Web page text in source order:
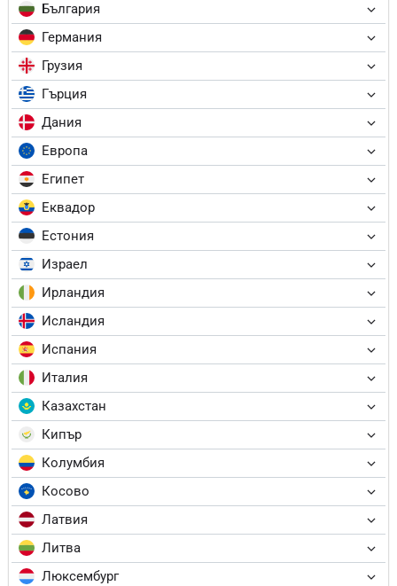
България
Германия
Грузия
Гърция
Дания
Европа
Египет
Еквадор
Естония
Израел
Ирландия
Исландия
Испания
Италия
Казахстан
Кипър
Колумбия
Косово
Латвия
Литва
Люксембург